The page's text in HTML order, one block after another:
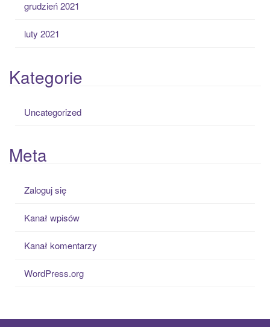
grudzień 2021
luty 2021
Kategorie
Uncategorized
Meta
Zaloguj się
Kanał wpisów
Kanał komentarzy
WordPress.org